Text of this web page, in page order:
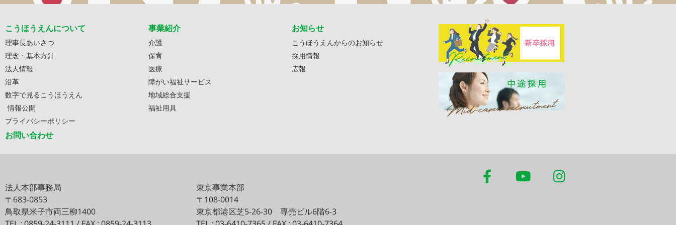
こうほうえんについて
理事長あいさつ
理念・基本方針
法人情報
沿革
数字で見るこうほうえん
情報公開
プライバシーポリシー
お問い合わせ
事業紹介
介護
保育
医療
障がい福祉サービス
地域総合支援
福祉用具
お知らせ
こうほうえんからのお知らせ
採用情報
広報
法人本部事務局
〒683-0853
鳥取県米子市両三柳1400
東京事業本部
〒108-0014
東京都港区芝5-26-30 専売ビル6階6-3